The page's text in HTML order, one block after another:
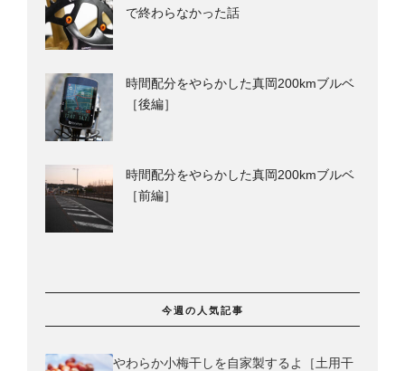
で終わらなかった話
時間配分をやらかした真岡200kmブルベ
［後編］
時間配分をやらかした真岡200kmブルベ
［前編］
今週の人気記事
やわらか小梅干しを自家製するよ［土用干